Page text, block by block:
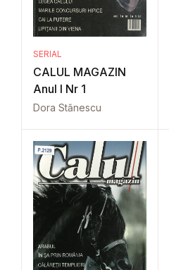
SERIAL
CALUL MAGAZIN
Anul I Nr 1
Dora Stănescu